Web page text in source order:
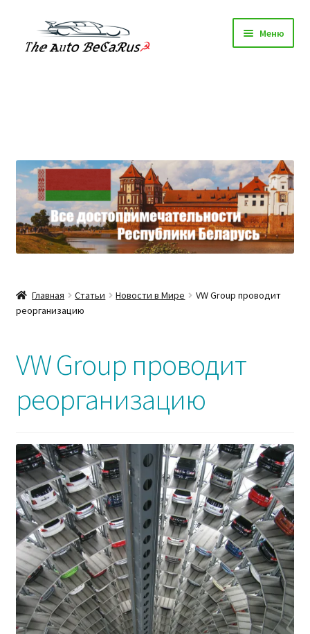
Перейти
Перейти
Меню
Шиномонтаж Минск
Статьи
Каталог
Главная Статьи Новости в Мире
VW Group проводит
реорганизацию
VW Group проводит
реорганизацию